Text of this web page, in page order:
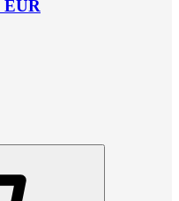
EUR